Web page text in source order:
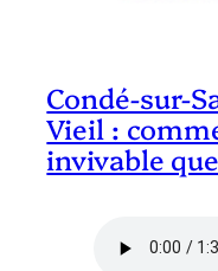
Condé-sur-
Vieil :
invivable